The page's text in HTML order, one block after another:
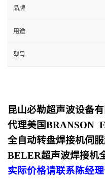
品牌
用途
型号
昆山必勒超声波设备
代理美国BRANSON
全自动转盘焊接机伺
BELER超声波焊接机
实际价格请联系陈经